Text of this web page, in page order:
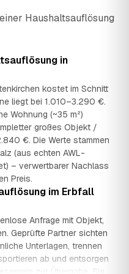
Haushaltsauflösung
in
kostet im Schnitt
liegt bei 1.010–3.290 €.
Wohnung (~35 m²)
großes Objekt /
€. Die Werte stammen
(aus echten AWL-
– verwertbarer Nachlass
Preis.
im Erbfall
Anfrage mit Objekt,
Geprüfte Partner sichten
Unterlagen, trennen
ab und entsorgen
zur Übergabe. Sie